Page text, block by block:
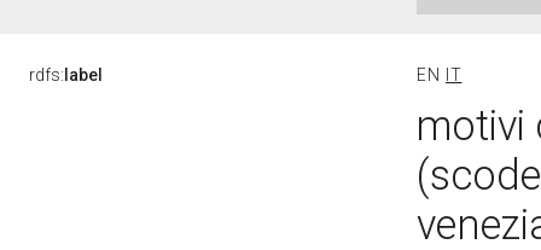
rdfs: label EN IT
motivi